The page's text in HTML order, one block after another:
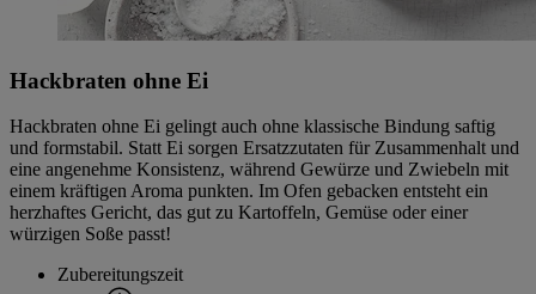
Hackbraten ohne Ei
Hackbraten ohne Ei gelingt auch ohne klassische Bindung saftig
und formstabil. Statt Ei sorgen Ersatzzutaten für Zusammenhalt und
eine angenehme Konsistenz, während Gewürze und Zwiebeln mit
einem kräftigen Aroma punkten. Im Ofen gebacken entsteht ein
herzhaftes Gericht, das gut zu Kartoffeln, Gemüse oder einer
würzigen Soße passt!
Zubereitungszeit